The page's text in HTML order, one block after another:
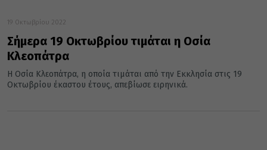
19 Οκτωβρίου 2022
Σήμερα 19 Οκτωβρίου τιμάται η Οσία
Κλεοπάτρα
Η Οσία Κλεοπάτρα, η οποία τιμάται από την Εκκλησία στις 19
Οκτωβρίου έκαστου έτους, απεβίωσε ειρηνικά.